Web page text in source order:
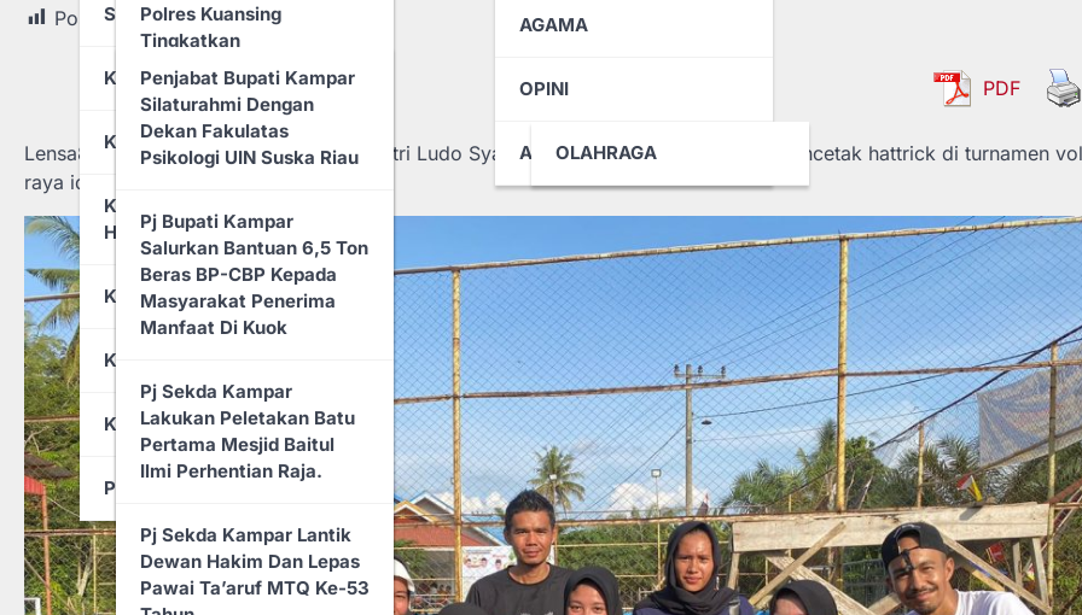
Perkuat Sinergi Cegah
Penyelewengan
Anggaran Tahun 2025,
Pemkab Rohil Dan
Kejaksaan Tanda Tangani
MoU
Memprihatinkan SMPN 1
Sinaboi Tak Berdinding,
Kabid SMP Disdik Rohil,
Retno : Tahun Ini
Dibangun Pemda Rohil
Pimpin Apel Pagi, Wabup
Rohil: Sudah Terlalu Lama
ASN Terjebak Dalam
Kenyamanan Semu Yang
Birokrasi Lama
Ribuan Honorer Di
SINGINGIPolres Kuansing
Tingkatkan
Pengungkapan Kasus
Peredaran Gelap Narkoba
Meledakkk!!! Buntut Hina
Camat,Masyarakat
Sungai Sirih Sakit Hati
Dan Kecam Cabup
Sutoyo.
S.E, Monitor Langsung
Jalur Yang Latihan Di
Tepian Rajo Pangean
Inginkan Gedung Baru
UNIKS Segera
Dimanfaatkan.
KABUPATEN KAMPAR
Penjabat Bupati Kampar
Silaturahmi Dengan
Dekan Fakulatas
Psikologi UIN Suska Riau
Pj Bupati Kampar
Salurkan Bantuan 6,5 Ton
Beras BP-CBP Kepada
Masyarakat Penerima
Manfaat Di Kuok
Pj Sekda Kampar
Lakukan Peletakan Batu
Pertama Mesjid Baitul
Ilmi Perhentian Raja.
Pj Sekda Kampar Lantik
Dewan Hakim Dan Lepas
Pawai Ta’aruf MTQ Ke-53
KABUPATEN BENGKALIS
KABUPATEN INDRAGIRI
HULU
KABUPATEN SIAK
KOTA DUMAI
KOTA PEKANBARU
PEMERINTAH
AGAMA
OPINI
ADVETORIAL
OLAHRAGA
Post Views: 8
PDF
Lensa86.com, Benai – Team Voly Ball Putri Ludo Syari’ah Kelurahan Benai berhasil mencetak hattrick di turnamen
raya idul fitri di Kecamatan Benai.